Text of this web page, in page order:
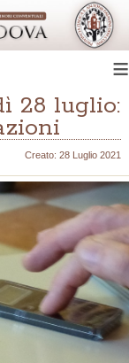
≡
28 luglio:
Creato: 28 Luglio 2021